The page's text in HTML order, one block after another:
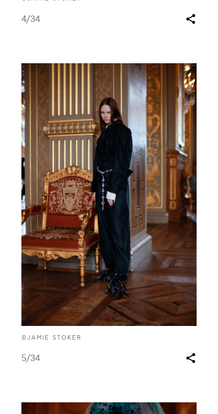
4/34
©JAMIE STOKER
5/34